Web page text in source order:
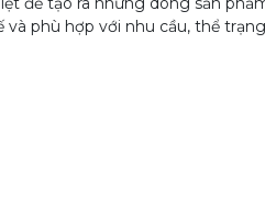
phù hợp với nhu cầu, thể